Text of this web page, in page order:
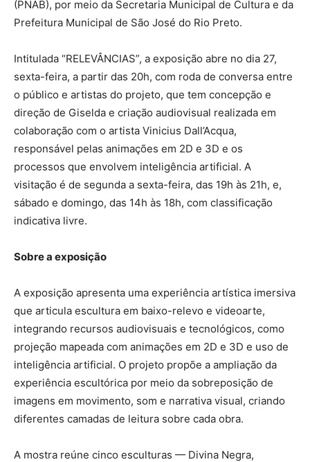
(PNAB), por meio da Secretaria Municipal de Cultura e da
Prefeitura Municipal de São José do Rio Preto.
Intitulada “RELEVÂNCIAS”, a exposição abre no dia 27,
sexta-feira, a partir das 20h, com roda de conversa entre
o público e artistas do projeto, que tem concepção e
direção de Giselda e criação audiovisual realizada em
colaboração com o artista Vinicius Dall’Acqua,
responsável pelas animações em 2D e 3D e os
processos que envolvem inteligência artificial. A
visitação é de segunda a sexta-feira, das 19h às 21h, e,
sábado e domingo, das 14h às 18h, com classificação
indicativa livre.
Sobre a exposição
A exposição apresenta uma experiência artística imersiva
que articula escultura em baixo-relevo e videoarte,
integrando recursos audiovisuais e tecnológicos, como
projeção mapeada com animações em 2D e 3D e uso de
inteligência artificial. O projeto propõe a ampliação da
experiência escultórica por meio da sobreposição de
imagens em movimento, som e narrativa visual, criando
diferentes camadas de leitura sobre cada obra.
A mostra reúne cinco esculturas — Divina Negra,